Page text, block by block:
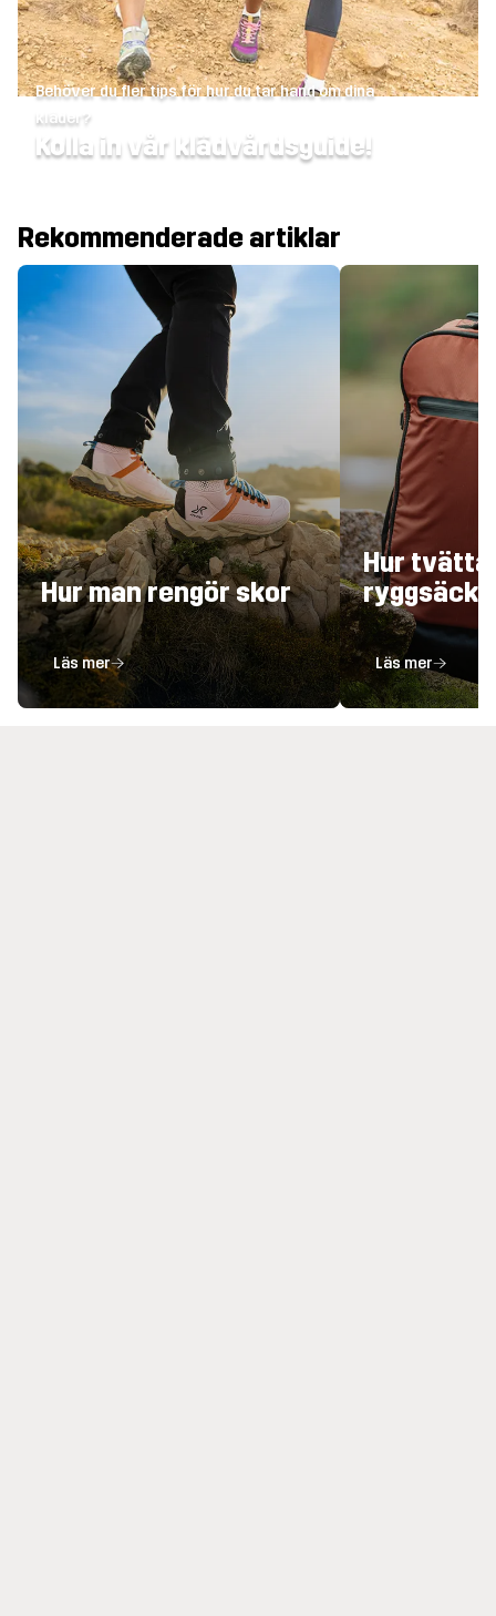
Behöver du fler tips för hur du tar hand om dina
kläder?
Kolla in vår klädvårdsguide!
Rekommenderade artiklar
Hur man rengör skor
Läs mer
Hur
ryggsäck?
Läs mer